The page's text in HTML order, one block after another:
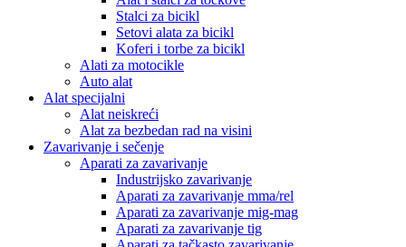
Stalci za bicikl
Setovi alata za bicikl
Koferi i torbe za bicikl
Alati za motocikle
Auto alat
Alat specijalni
Alat neiskreći
Alat za bezbedan rad na visini
Zavarivanje i sečenje
Aparati za zavarivanje
Industrijsko zavarivanje
Aparati za zavarivanje mma/rel
Aparati za zavarivanje mig-mag
Aparati za zavarivanje tig